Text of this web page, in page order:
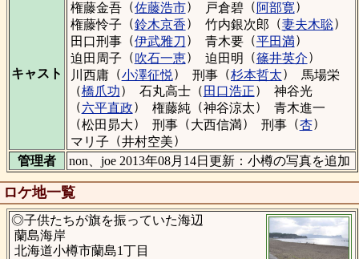
キャスト
権藤金吾（佐藤浩市） 戸倉碧（ 阿部寛）
権藤怜子 （鈴木京香） 竹内銀次郎 （妻夫木聡）
田口刑事（伊武雅刀 ） 青木要（平田満）
迫田周子 （吹石一恵） 迫田明 （篠井英介）
川西庸（小澤征悦） 刑事（杉本哲太）
馬場栄
（橋爪功） 石丸高士（ 田口浩正）
神谷光
（六平直政） 権藤純 （神谷涼太）
青木進一
（松田昴大） 刑事（大西信満） 刑事（杏）
マリ子 （井村空美）
管理者
non、joe 2013年08月14日更新：小樽の写真を追加
ロケ地一覧
◎子供たちが旗を振っていた海辺
蘭島海岸
北海道小樽市蘭島1丁目